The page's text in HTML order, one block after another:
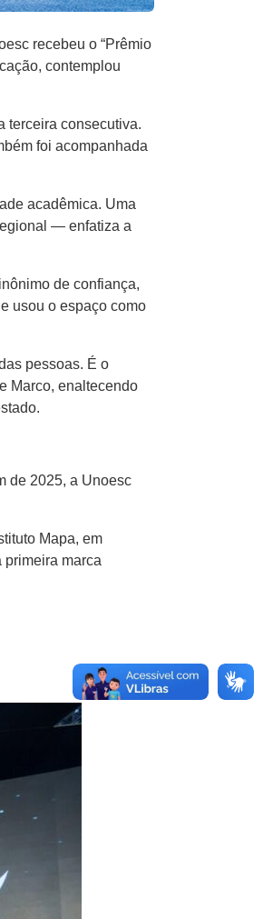
recebeu o “Prêmio
contemplou
terceira consecutiva.
foi acompanhada
acadêmica. Uma
— enfatiza a
de confiança,
usou o espaço como
pessoas. É o
Marco, enaltecendo
de 2025, a Unoesc
Mapa, em
primeira marca